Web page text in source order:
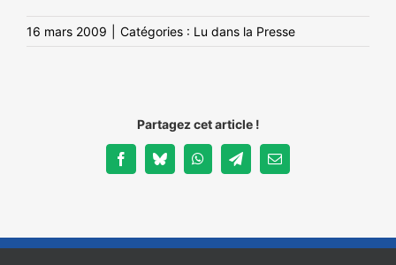
16 mars 2009 Catégories : Lu dans la Presse
Partagez cet article !
FacebookBlueskyWhatsAppTelegramEmail